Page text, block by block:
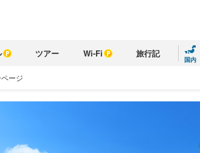
ツアー Wi-Fi 旅行記
国内
ージ